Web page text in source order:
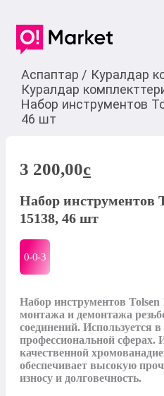
Аспаптар / Куралдар
Куралдар
Набор инструментов
46 шт
3 200,00c
Набор инструментов
15138, 46 шт
0-0-3
Набор инструментов Tolsen
монтажа и демонтажа
соединений. Используется
профессиональной сферах.
качественной
обеспечивает высокую
износу и долговечность.